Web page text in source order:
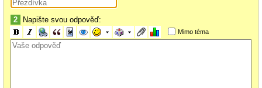
2 Napište svou odpověď:
Mimo téma